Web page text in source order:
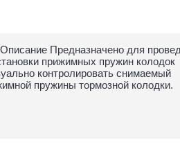
Предназначено для
прижимных пружин колодок
контролировать снимаемый
пружины тормозной колодки.